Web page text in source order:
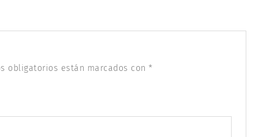
obligatorios están marcados con*